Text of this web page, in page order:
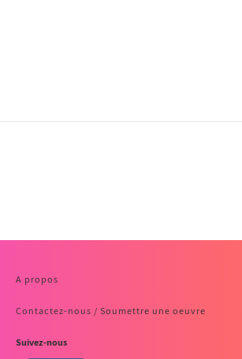
A propos
Contactez-nous / Soumettre une oeuvre
Suivez-nous